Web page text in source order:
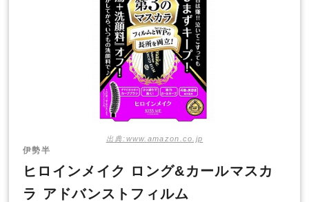
出典:www.amazon.co.jp
伊勢半
ヒロインメイク ロング&カールマスカ
ラ アドバンストフィルム